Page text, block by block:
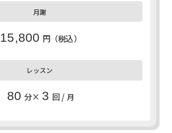
15,800 円（税込）
80 分× 3 回 / 月